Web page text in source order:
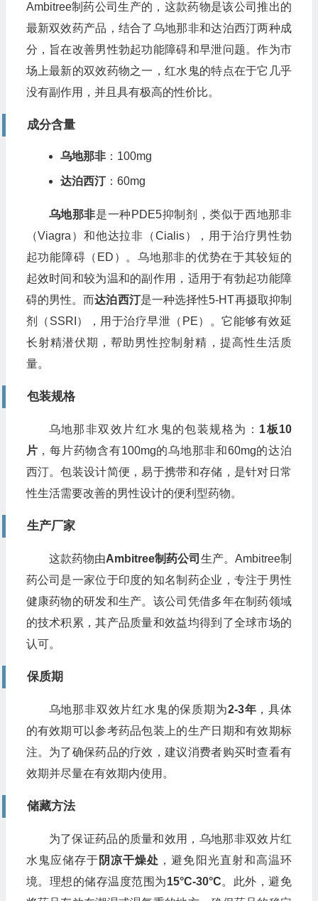
Ambitree制药公司生产的，这款药物是该公司推出的
最新双效药产品，结合了乌地那非和达泊西汀两种成
分，旨在改善男性勃起功能障碍和早泄问题。作为市
场上最新的双效药物之一，红水鬼的特点在于它几乎
没有副作用，并且具有极高的性价比。
成分含量
乌地那非：100mg
达泊西汀：60mg
乌地那非是一种PDE5抑制剂，类似于西地那非
（Viagra）和他达拉非（Cialis），用于治疗男性勃
起功能障碍（ED）。乌地那非的优势在于其较短的
起效时间和较为温和的副作用，适用于有勃起功能障
碍的男性。而达泊西汀是一种选择性5-HT再摄取抑制
剂（SSRI），用于治疗早泄（PE）。它能够有效延
长射精潜伏期，帮助男性控制射精，提高性生活质
量。
包装规格
乌地那非双效片红水鬼的包装规格为： 1板10
片 ，每片药物含有100mg的乌地那非和60mg的达泊
西汀。包装设计简便，易于携带和存储，是针对日常
性生活需要改善的男性设计的便利型药物。
生产厂家
这款药物由Ambitree制药公司 生产。Ambitree制
药公司是一家位于印度的知名制药企业，专注于男性
健康药物的研发和生产。该公司凭借多年在制药领域
的技术积累，其产品质量和效益均得到了全球市场的
认可。
保质期
乌地那非双效片红水鬼的保质期为2-3年 ，具体
的有效期可以参考药品包装上的生产日期和有效期标
注。为了确保药品的疗效，建议消费者购买时查看有
效期并尽量在有效期内使用。
储藏方法
为了保证药品的质量和效用，乌地那非双效片红
水鬼应储存于 阴凉干燥处 ，避免阳光直射和高温环
境。理想的储存温度范围为15°C-30°C。此外，避免